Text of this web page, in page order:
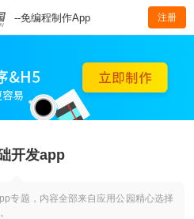
--免编程制作App 注册
开发app
专题，内容全部来自应用公园精心选择